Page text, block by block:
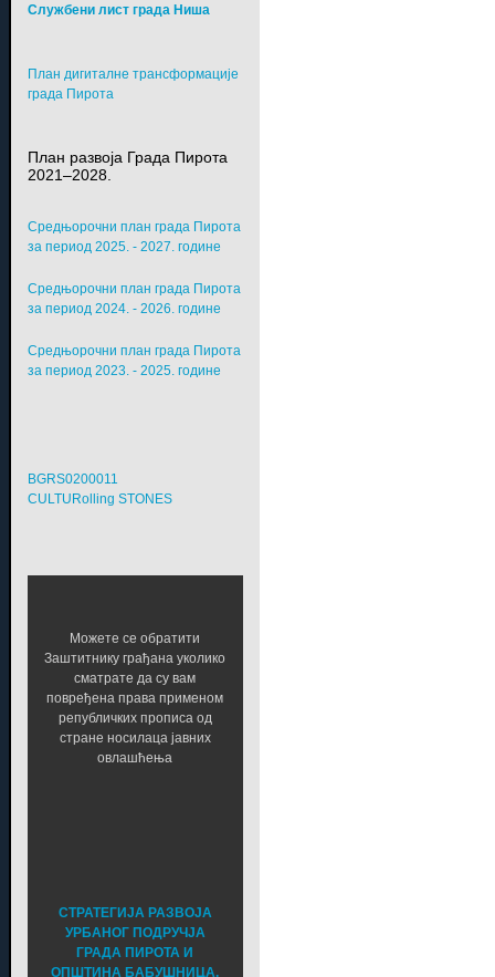
Службени лист града Ниша
План дигиталне трансформације
града Пирота
План развоја Града Пирота
2021–2028.
Средњорочни план града Пирота
за период 2025. - 2027. године
Средњорочни план града Пирота
за период 2024. - 2026. године
Средњорочни план града Пирота
за период 2023. - 2025. године
BGRS0200011
CULTURolling STONES
Можете се обратити
Заштитнику грађана уколико
сматрате да су вам
повређена права применом
републичких прописа од
стране носилаца јавних
овлашћења
СТРАТЕГИЈА РАЗВОЈА
УРБАНОГ ПОДРУЧЈА
ГРАДА ПИРОТА И
ОПШТИНА БАБУШНИЦА,